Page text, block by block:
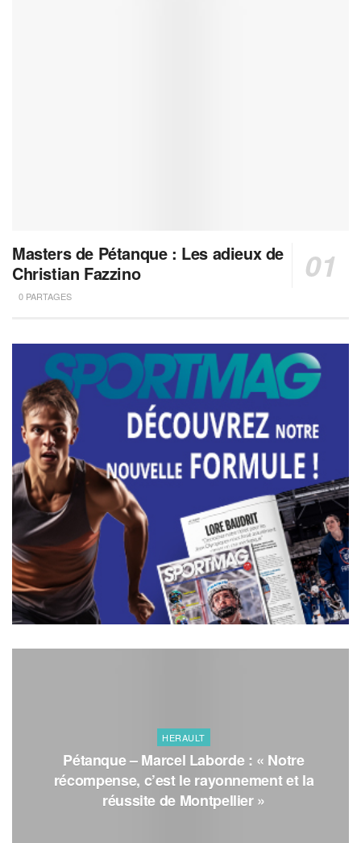
Masters de Pétanque : Les adieux de
Christian Fazzino
0 PARTAGES
HERAULT
Pétanque – Marcel Laborde : « Notre
récompense, c’est le rayonnement et la
réussite de Montpellier »